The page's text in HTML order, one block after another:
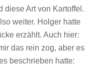
diese Art von Kartoffel.
weiter. Holger hatte
erzählt. Auch hier:
das rein zog, aber es
beschrieben hatte: